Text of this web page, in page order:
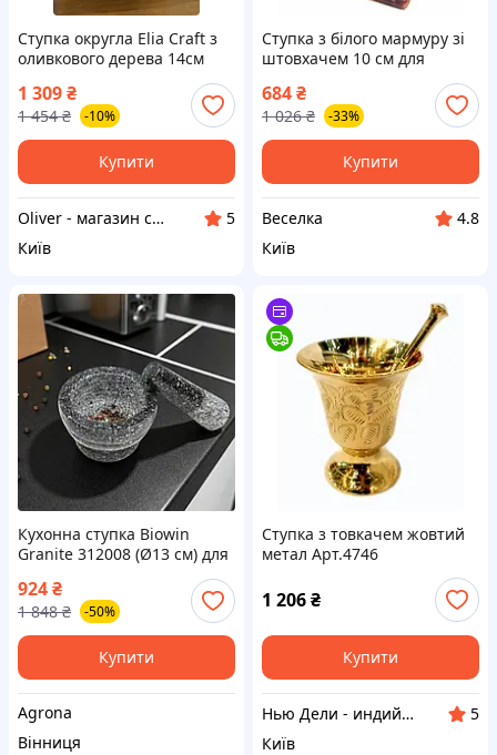
Ступка округла Elia Craft з
оливкового дерева 14см
1 309₴
1 454 ₴ -10%
Купити
Oliver - магазин середземноморських товарів
5
Київ
Ступка з білого мармуру зі
штовхачем 10 см для
стильна FLAME
684₴
1 026 ₴ -33%
Купити
Веселка
4.8
Київ
Кухонна ступка Biowin
Granite 312008 (Ø13 см) для
горіхів із міцного граніту
924₴
1 848 ₴ -50%
Купити
Agrona
Вінниця
Ступка з товкачем жовтий
метал Арт.4746
1 206₴
Купити
Нью Дели - индийский магазин
5
Київ